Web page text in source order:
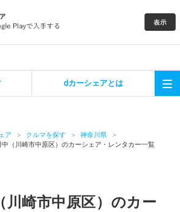
dカーシェアとは
ア クルマを探す
神奈川県
中（川崎市中原区）のカーシェア・レンタカー一覧
川崎市中原区）のカー
ーシェア